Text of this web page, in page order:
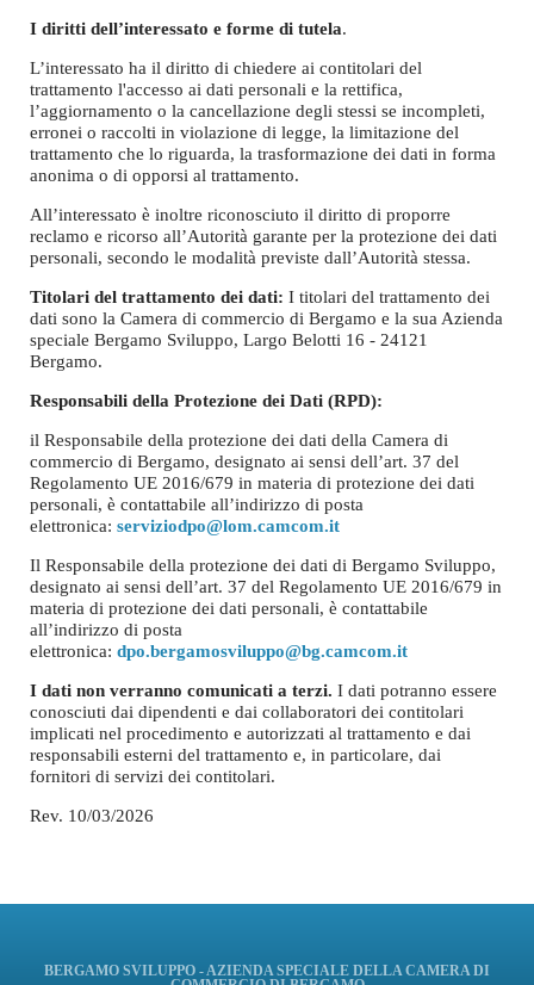
I diritti dell’interessato e forme di tutela.
L’interessato ha il diritto di chiedere ai contitolari del
trattamento l'accesso ai dati personali e la rettifica,
l’aggiornamento o la cancellazione degli stessi se incompleti,
erronei o raccolti in violazione di legge, la limitazione del
trattamento che lo riguarda, la trasformazione dei dati in forma
anonima o di opporsi al trattamento.
All’interessato è inoltre riconosciuto il diritto di proporre
reclamo e ricorso all’Autorità garante per la protezione dei dati
personali, secondo le modalità previste dall’Autorità stessa.
Titolari del trattamento dei dati: I titolari del trattamento dei
dati sono la Camera di commercio di Bergamo e la sua Azienda
speciale Bergamo Sviluppo, Largo Belotti 16 - 24121
Bergamo.
Responsabili della Protezione dei Dati (RPD):
il Responsabile della protezione dei dati della Camera di
commercio di Bergamo, designato ai sensi dell’art. 37 del
Regolamento UE 2016/679 in materia di protezione dei dati
personali, è contattabile all’indirizzo di posta
elettronica: serviziodpo@lom.camcom.it
Il Responsabile della protezione dei dati di Bergamo Sviluppo,
designato ai sensi dell’art. 37 del Regolamento UE 2016/679 in
materia di protezione dei dati personali, è contattabile
all’indirizzo di posta
elettronica: dpo.bergamosviluppo@bg.camcom.it
I dati non verranno comunicati a terzi. I dati potranno essere
conosciuti dai dipendenti e dai collaboratori dei contitolari
implicati nel procedimento e autorizzati al trattamento e dai
responsabili esterni del trattamento e, in particolare, dai
fornitori di servizi dei contitolari.
Rev. 10/03/2026
BERGAMO SVILUPPO - AZIENDA SPECIALE DELLA CAMERA DI